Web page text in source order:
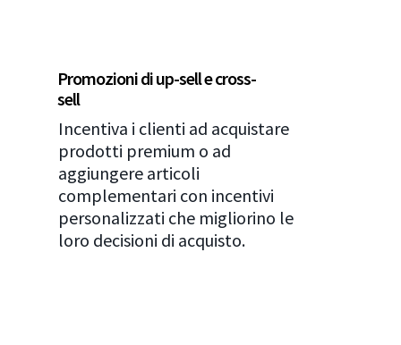
Promozioni di up-sell e cross-
sell
Incentiva i clienti ad acquistare
prodotti premium o ad
aggiungere articoli
complementari con incentivi
personalizzati che migliorino le
loro decisioni di acquisto.